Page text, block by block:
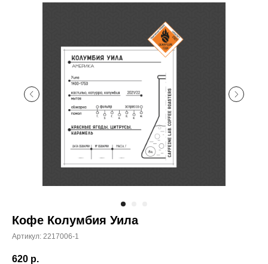
Кофе Колумбия Уила
Артикул: 2217006-1
620 р.